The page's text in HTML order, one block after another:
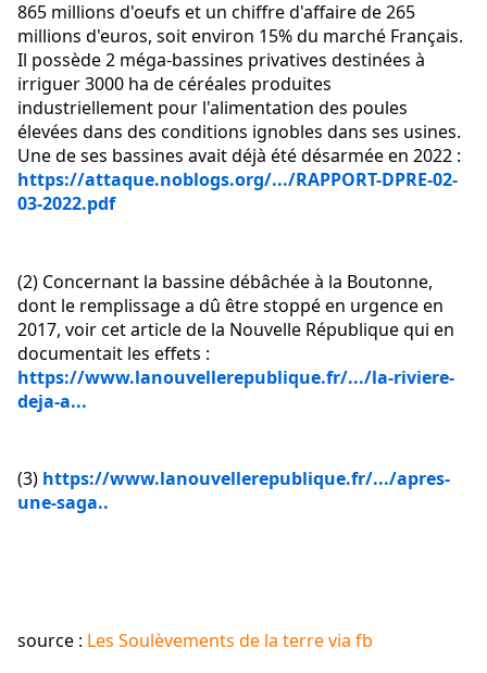
865 millions d'oeufs et un chiffre d'affaire de 265
millions d'euros, soit environ 15% du marché Français.
Il possède 2 méga-bassines privatives destinées à
irriguer 3000 ha de céréales produites
industriellement pour l'alimentation des poules
élevées dans des conditions ignobles dans ses usines.
https://attaque.noblogs.org/.../RAPPORT-DPRE-02-
03-2022.pdf
(2) Concernant la bassine débâchée à la Boutonne,
dont le remplissage a dû être stoppé en urgence en
2017, voir cet article de la Nouvelle République qui en
https://www.lanouvellerepublique.fr/.../la-riviere-
deja-a...
(3) https://www.lanouvellerepublique.fr/.../apres-
une-saga..
source : Les Soulèvements de la terre via fb